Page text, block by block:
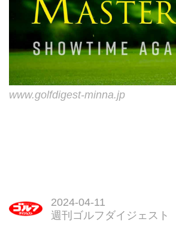
www.golfdigest-minna.jp
2024-04-11
週刊ゴルフダイジェスト